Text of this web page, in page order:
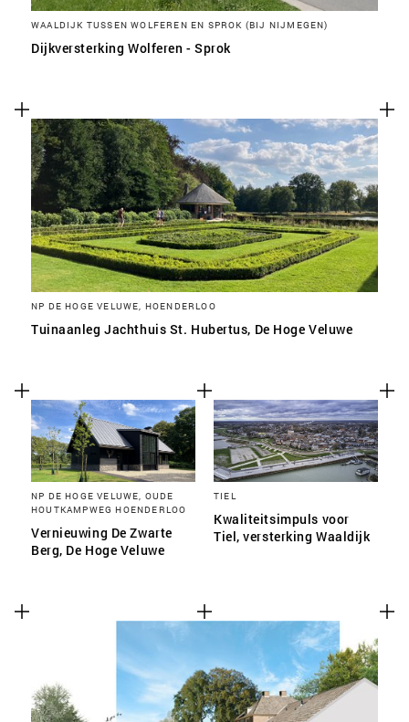
WAALDIJK TUSSEN WOLFEREN EN SPROK (BIJ NIJMEGEN)
Dijkversterking Wolferen - Sprok
NP DE HOGE VELUWE, HOENDERLOO
Tuinaanleg Jachthuis St. Hubertus, De Hoge Veluwe
NP DE HOGE VELUWE, OUDE
HOUTKAMPWEG HOENDERLOO
Vernieuwing De Zwarte
Berg, De Hoge Veluwe
TIEL
Kwaliteitsimpuls voor
Tiel, versterking Waaldijk